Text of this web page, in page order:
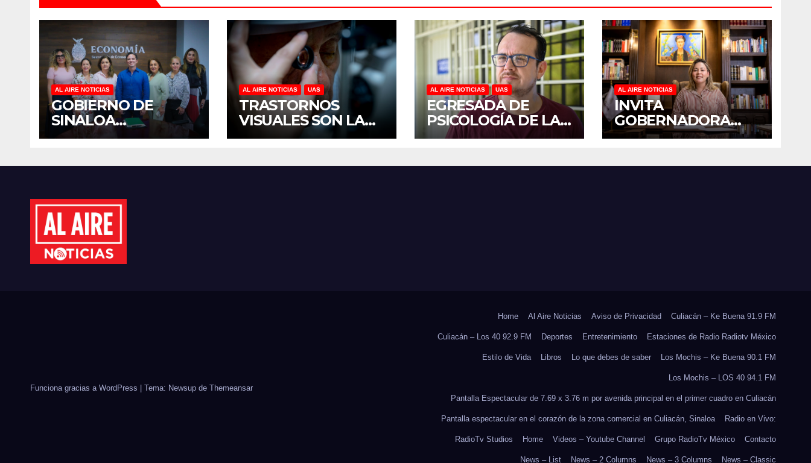
AL AIRE NOTICIAS
GOBIERNO DE
SINALOA
FORTALECE
MUJERES
CULIACÁN
AL AIRE NOTICIAS UAS
TRASTORNOS
VISUALES SON LA
TERCERA CAUSA DE
MÉXICO, REVELA
AL AIRE NOTICIAS UAS
EGRESADA DE
PSICOLOGÍA DE LA
UAS INVESTIGA
Y SOBRECARGA EN
AL AIRE NOTICIAS
INVITA
GOBERNADORA
YERALDINE A
JORNADA
Funciona gracias a WordPress Tema: Newsup de Themeansar
Home Al Aire Noticias Aviso de Privacidad Culiacán – Ke Buena 91.9 FM
Culiacán – Los 40 92.9 FM Deportes Entretenimiento Estaciones de Radio Radiotv México
Estilo de Vida Libros Lo que debes de saber Los Mochis – Ke Buena 90.1 FM
Los Mochis – LOS 40 94.1 FM
Pantalla Espectacular de 7.69 x 3.76 m por avenida principal en el primer cuadro en Culiacán
Pantalla espectacular en el corazón de la zona comercial en Culiacán, Sinaloa Radio en Vivo:
RadioTv Studios Home Videos – Youtube Channel Grupo RadioTv México Contacto
News – List News – 2 Columns News – 3 Columns News – Classic